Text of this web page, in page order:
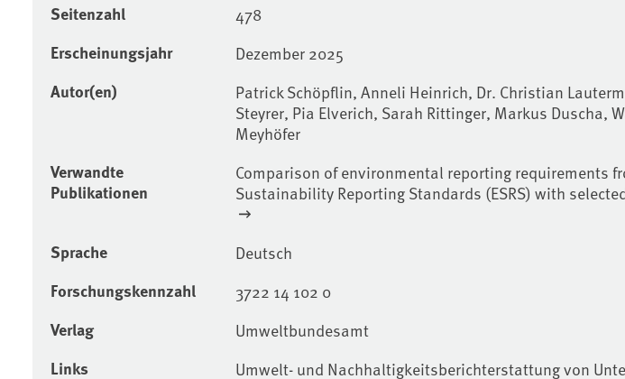
Seitenzahl 478
Erscheinungsjahr Dezember 2025
Autor(en)
Patrick Schöpflin, Anneli Heinrich, Dr. Christian
Steyrer, Pia Elverich, Sarah Rittinger, Markus Duscha,
Meyhöfer
Verwandte
Publikationen
Comparison of environmental reporting requirements
Sustainability Reporting Standards (ESRS) with
Sprache Deutsch
Forschungskennzahl 3722 14 102 0
Verlag Umweltbundesamt
Links Umwelt- und Nachhaltigkeitsberichterstattung von